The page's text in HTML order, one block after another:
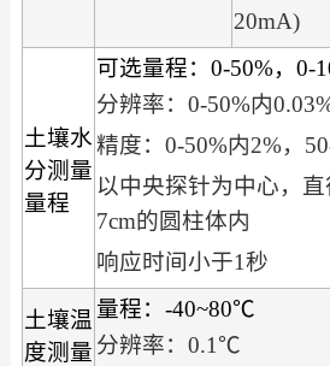
20mA)
土壤水
分测量
量程
可选量程：0-50%，0-
分辨率：0-50%内
精度：0-50%内2%，
以中央探针为中心，
7cm的圆柱体内
响应时间小于1秒
土壤温
度测量
量程：-40~80℃
分辨率：0.1℃